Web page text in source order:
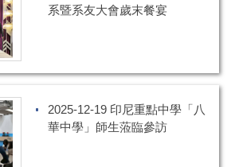
系暨系友大會歲末餐宴
2025-12-19 印尼重點中學「八
華中學」師生蒞臨參訪